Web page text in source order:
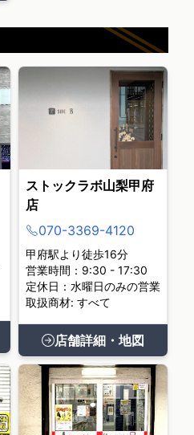
ストックラボ山梨甲府
店
070-3369-4120
甲府駅より徒歩16分
営業時間：9:30 - 17:30
定休日：水曜日のみの営業
取扱商材: すべて
店舗詳細・地図